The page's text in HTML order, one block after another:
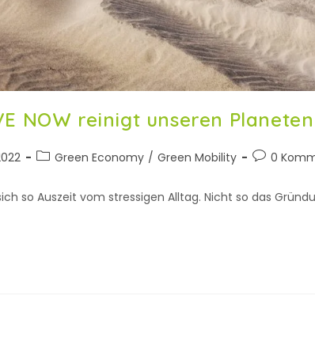
NOW reinigt unseren Planeten
Green Economy / Green Mobility 0
so Auszeit vom stressigen Alltag. Nicht so das